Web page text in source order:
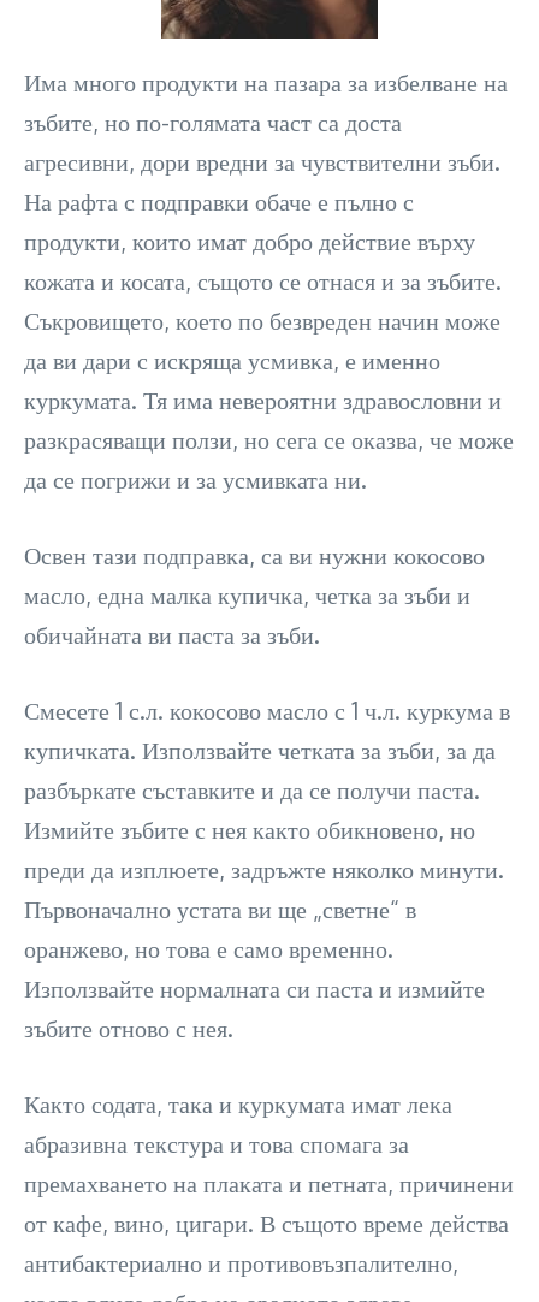
Има много продукти на пазара за избелване на
зъбите, но по-голямата част са доста
агресивни, дори вредни за чувствителни зъби.
На рафта с подправки обаче е пълно с
продукти, които имат добро действие върху
кожата и косата, същото се отнася и за зъбите.
Съкровището, което по безвреден начин може
да ви дари с искряща усмивка, е именно
куркумата. Тя има невероятни здравословни и
разкрасяващи ползи, но сега се оказва, че може
да се погрижи и за усмивката ни.
Освен тази подправка, са ви нужни кокосово
масло, една малка купичка, четка за зъби и
обичайната ви паста за зъби.
Смесете 1 с.л. кокосово масло с 1 ч.л. куркума в
купичката. Използвайте четката за зъби, за да
разбъркате съставките и да се получи паста.
Измийте зъбите с нея както обикновено, но
преди да изплюете, задръжте няколко минути.
Първоначално устата ви ще „светне“ в
оранжево, но това е само временно.
Използвайте нормалната си паста и измийте
зъбите отново с нея.
Както содата, така и куркумата имат лека
абразивна текстура и това спомага за
премахването на плаката и петната, причинени
от кафе, вино, цигари. В същото време действа
антибактериално и противовъзпалително,